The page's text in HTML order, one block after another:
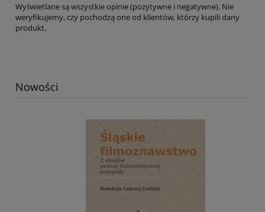
Wyświetlane są wszystkie opinie (pozytywne i negatywne). Nie
weryfikujemy, czy pochodzą one od klientów, którzy kupili dany
produkt.
Nowości